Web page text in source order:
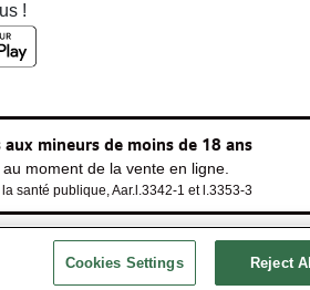
!
mineurs de moins de 18 ans
moment de la vente en ligne.
santé publique, Aar.l.3342-1 et l.3353-3
Cookies Settings Reject All